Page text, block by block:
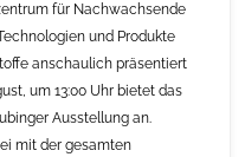
für Nachwachsende
und Produkte
anschaulich präsentiert
um 13:00 Uhr bietet das
Ausstellung an.
mit der gesamten